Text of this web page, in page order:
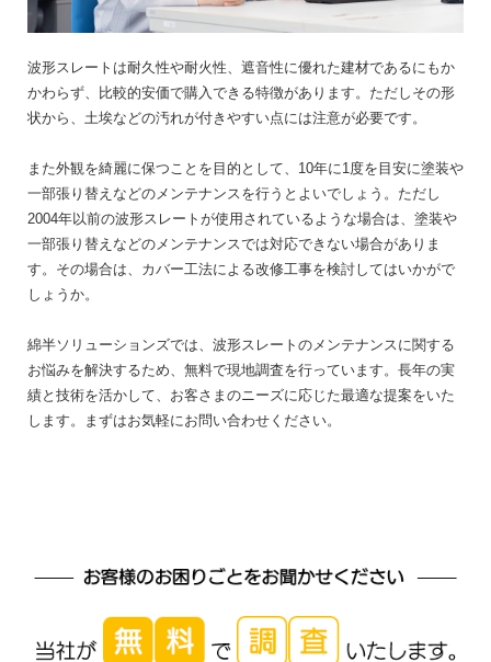
波形スレートは耐久性や耐火性、遮音性に優れた建材であるにもか
かわらず、比較的安価で購入できる特徴があります。ただしその形
状から、土埃などの汚れが付きやすい点には注意が必要です。
また外観を綺麗に保つことを目的として、10年に1度を目安に塗装や
一部張り替えなどのメンテナンスを行うとよいでしょう。ただし
2004年以前の波形スレートが使用されているような場合は、塗装や
一部張り替えなどのメンテナンスでは対応できない場合がありま
す。その場合は、カバー工法による改修工事を検討してはいかがで
しょうか。
綿半ソリューションズでは、波形スレートのメンテナンスに関する
お悩みを解決するため、無料で現地調査を行っています。長年の実
績と技術を活かして、お客さまのニーズに応じた最適な提案をいた
します。まずはお気軽にお問い合わせください。